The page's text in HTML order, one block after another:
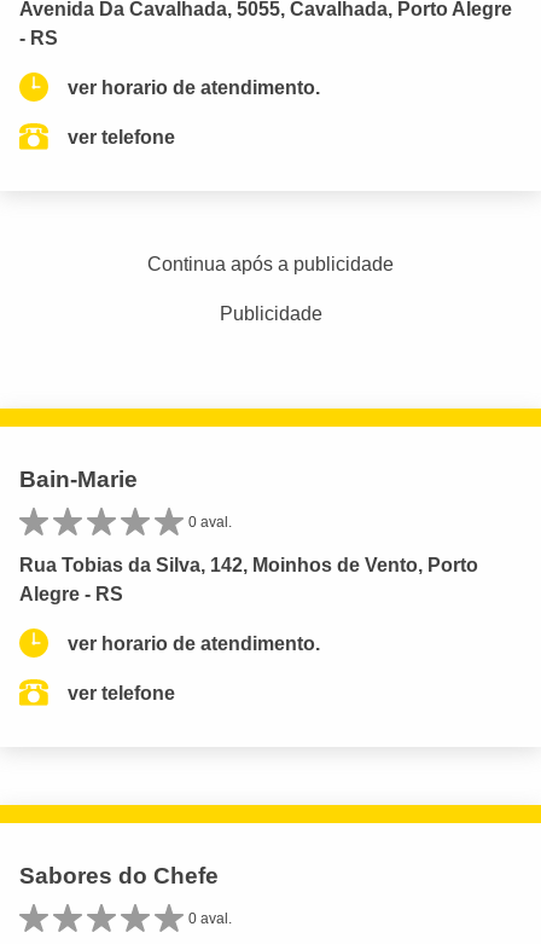
Avenida Da Cavalhada, 5055, Cavalhada, Porto Alegre
- RS
ver horario de atendimento.
ver telefone
Continua após a publicidade
Publicidade
Bain-Marie
0 aval.
Rua Tobias da Silva, 142, Moinhos de Vento, Porto
Alegre - RS
ver horario de atendimento.
ver telefone
Sabores do Chefe
0 aval.